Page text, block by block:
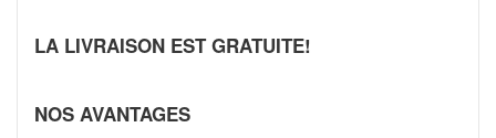
LA LIVRAISON EST GRATUITE!
NOS AVANTAGES